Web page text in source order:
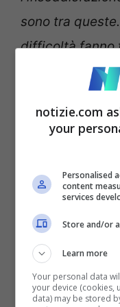
sono tra
difficoltà fanno
chiedere aiuto
professionisti
“Farmaci
sempre”
punta a dare
farlo e a
notizie.com
your
Personalised
content
services
Store and/or
Learn more
Your personal data
your device (cookies,
data) may be stored